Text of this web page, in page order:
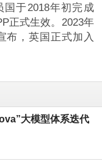
国于2018年初完成
正式生效。2023年
布，英国正式加入
大模型体系迭代